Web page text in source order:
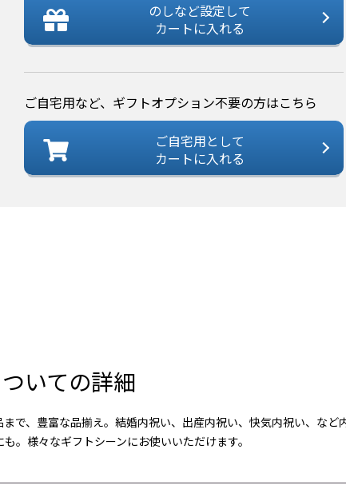
のしなど設定して
カートに入れる
ご自宅用など、ギフトオプション不要の方はこちら
ご自宅用として
カートに入れる
いての詳細
で、豊富な品揃え。結婚内祝い、出産内祝い、快気内祝い、など
。様々なギフトシーンにお使いいただけます。